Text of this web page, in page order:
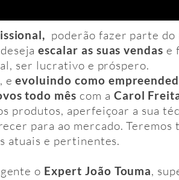
poderão fazer parte do
desejaescalar as suas vendase
ser lucrativo e próspero.
eevoluindo como
todo mêscom a Carol
produtos, aperfeiçoar a sua
para ao mercado. Teremos
atuais e pertinentes.
o Expert João Touma,